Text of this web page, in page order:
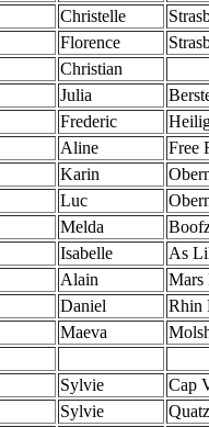
Christelle
Florence
Christian
Julia
Frederic
Aline
Free
Karin
Luc
Melda
Isabelle
As
Alain
Mars
Daniel
Rhin
Maeva
Sylvie
Cap
Sylvie